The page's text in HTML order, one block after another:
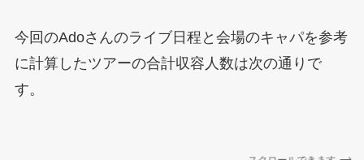
今回のAdoさんのライブ日程と会場のキャパを参考
に計算したツアーの合計収容人数は次の通りで
す。